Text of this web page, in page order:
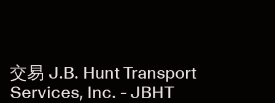
交易 J.B. Hunt Transport
Services, Inc. - JBHT